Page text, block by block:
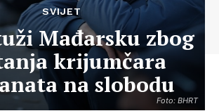
Foto: BHRT
SVIJET
Mađarsku zbog
krijumčara
na slobodu